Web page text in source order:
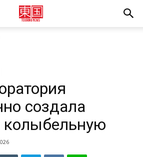
создала
колыбельную